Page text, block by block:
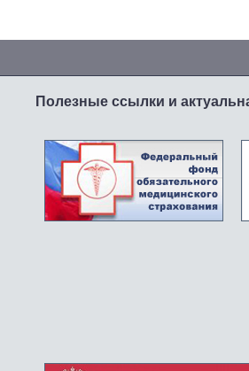
Полезные ссылки и